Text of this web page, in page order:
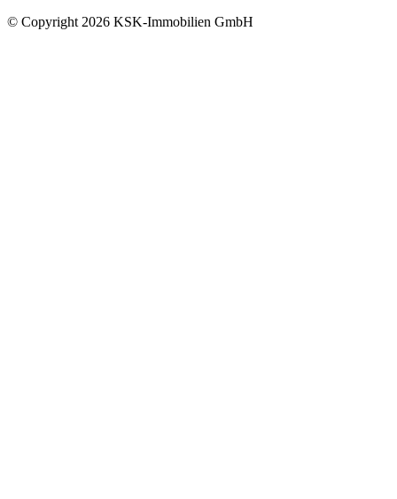
© Copyright 2026 KSK-Immobilien GmbH